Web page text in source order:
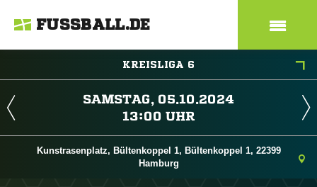
FUSSBALL.DE
KREISLIGA 6
 
 
Kunstrasenplatz, Bültenkoppel 1, Bültenkoppel 1, 22399
Hamburg